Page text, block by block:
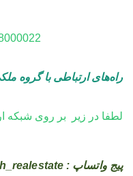
راه‌های ارتباطی با گروه
لطفا در زیر بر روی شبکه
پیج واتساپ : yabandeh_realestate